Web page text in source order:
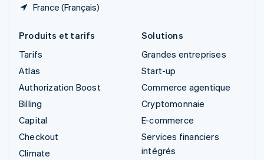
France (Français)
Produits et tarifs
Tarifs
Atlas
Authorization Boost
Billing
Capital
Checkout
Climate
Solutions
Grandes entreprises
Start-up
Commerce agentique
Cryptomonnaie
E-commerce
Services financiers
intégrés